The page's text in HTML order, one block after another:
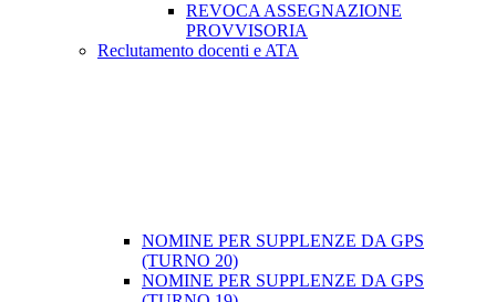
REVOCA ASSEGNAZIONE
PROVVISORIA
Reclutamento docenti e ATA
NOMINE PER SUPPLENZE DA GPS
(TURNO 20)
NOMINE PER SUPPLENZE DA GPS